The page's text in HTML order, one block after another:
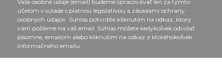
Vaše osobné údaje (email) budeme spracovávať len za týmto
účelom v súlade s platnou legislatívou a zásadami ochrany
osobných údajov. Súhlas potvrdíte kliknutím na odkaz, ktorý
vám pošleme na váš email. Súhlas môžete kedykoľvek odvolať
písomne, emailom alebo kliknutím na odkaz z ktoréhokoľvek
informačného emailu.